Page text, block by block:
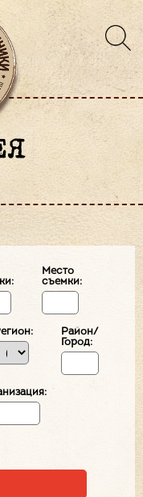
Место
съемки:
Район/
Город: